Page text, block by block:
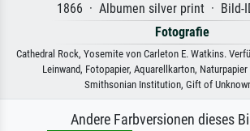
1866 · Albumen silver print · Bild-
Fotografie
Cathedral Rock, Yosemite von Carleton E. Watkins.
Leinwand, Fotopapier, Aquarellkarton, Naturpapier
Smithsonian Institution, Gift of
Andere Farbversionen dieses